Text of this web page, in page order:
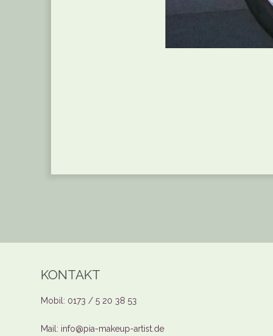
KONTAKT
Mobil: 0173 / 5 20 38 53
Mail: info@pia-makeup-artist.de